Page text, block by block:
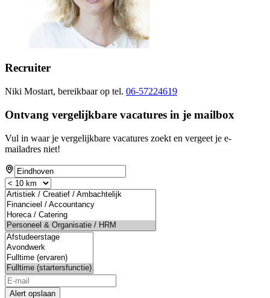
Recruiter
Niki Mostart, bereikbaar op tel. 06-57224619
Ontvang vergelijkbare vacatures in je mailbox
Vul in waar je vergelijkbare vacatures zoekt en vergeet je e-
mailadres niet!
Alert opslaan